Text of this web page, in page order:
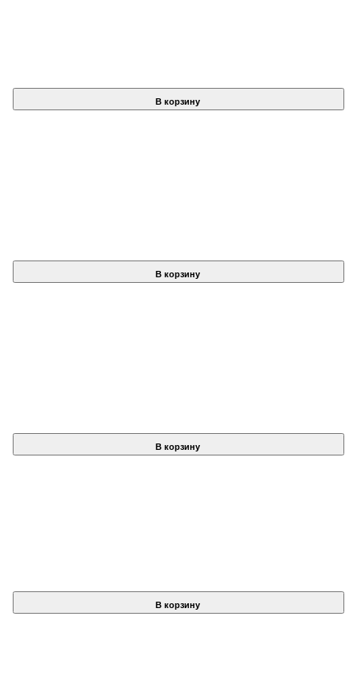
В корзину
В корзину
В корзину
В корзину